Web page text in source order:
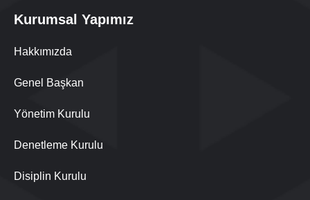
Kurumsal Yapımız
Hakkımızda
Genel Başkan
Yönetim Kurulu
Denetleme Kurulu
Disiplin Kurulu